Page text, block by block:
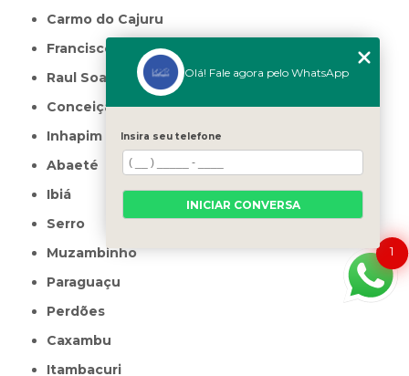
Carmo do Cajuru
Francisco Sá
Raul Soares
Conceição do Mato Dentro
Inhapim
Abaeté
Ibiá
Serro
Muzambinho
Paraguaçu
Perdões
Caxambu
Itambacuri
1
Olá! Fale agora pelo WhatsApp
Insira seu telefone
INICIAR CONVERSA